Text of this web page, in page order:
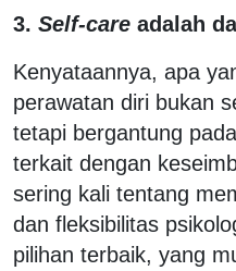
3. Self-care adalah
Kenyataannya, apa
perawatan diri bukan
tetapi bergantung
terkait dengan
sering kali tentang
dan fleksibilitas
pilihan terbaik, yang